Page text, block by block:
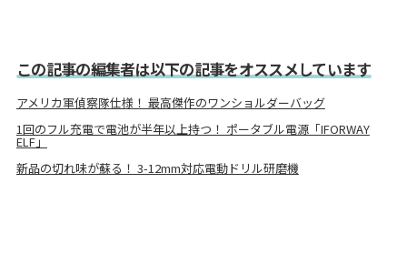
この記事の編集者は以下の記事をオススメしています
アメリカ軍偵察隊仕様！ 最高傑作のワンショルダーバッグ
1回のフル充電で電池が半年以上持つ！ ポータブル電源「IFORWAY
ELF」
新品の切れ味が蘇る！ 3-12mm対応電動ドリル研磨機